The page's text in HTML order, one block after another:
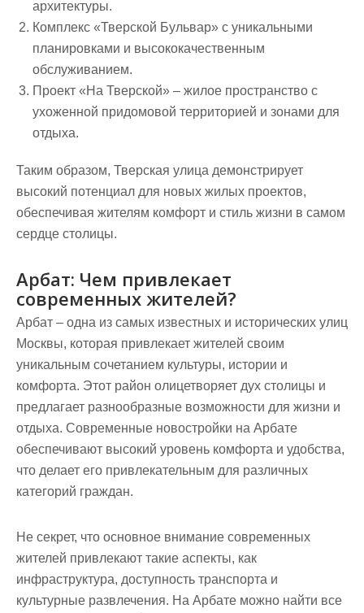
архитектуры.
Комплекс «Тверской Бульвар» с уникальными
планировками и высококачественным
обслуживанием.
Проект «На Тверской» – жилое пространство с
ухоженной придомовой территорией и зонами для
отдыха.
Таким образом, Тверская улица демонстрирует
высокий потенциал для новых жилых проектов,
обеспечивая жителям комфорт и стиль жизни в самом
сердце столицы.
Арбат: Чем привлекает
современных жителей?
Арбат – одна из самых известных и исторических улиц
Москвы, которая привлекает жителей своим
уникальным сочетанием культуры, истории и
комфорта. Этот район олицетворяет дух столицы и
предлагает разнообразные возможности для жизни и
отдыха. Современные новостройки на Арбате
обеспечивают высокий уровень комфорта и удобства,
что делает его привлекательным для различных
категорий граждан.
Не секрет, что основное внимание современных
жителей привлекают такие аспекты, как
инфраструктура, доступность транспорта и
культурные развлечения. На Арбате можно найти все